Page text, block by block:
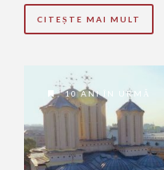
CITEȘTE MAI MULT
10 ANI ÎN URMĂ